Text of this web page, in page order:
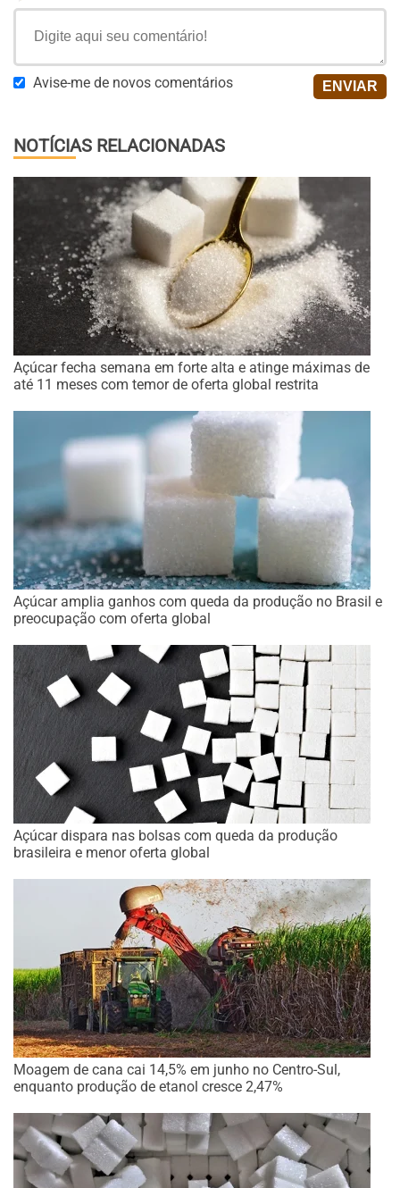
Avise-me de novos comentários
NOTÍCIAS RELACIONADAS
Açúcar fecha semana em forte alta e atinge máximas de
até 11 meses com temor de oferta global restrita
Açúcar amplia ganhos com queda da produção no Brasil e
preocupação com oferta global
Açúcar dispara nas bolsas com queda da produção
brasileira e menor oferta global
Moagem de cana cai 14,5% em junho no Centro-Sul,
enquanto produção de etanol cresce 2,47%